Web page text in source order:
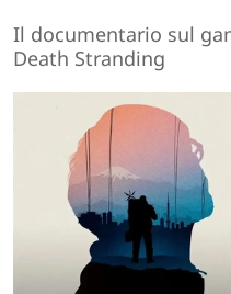
Il documentario sul
Death Stranding